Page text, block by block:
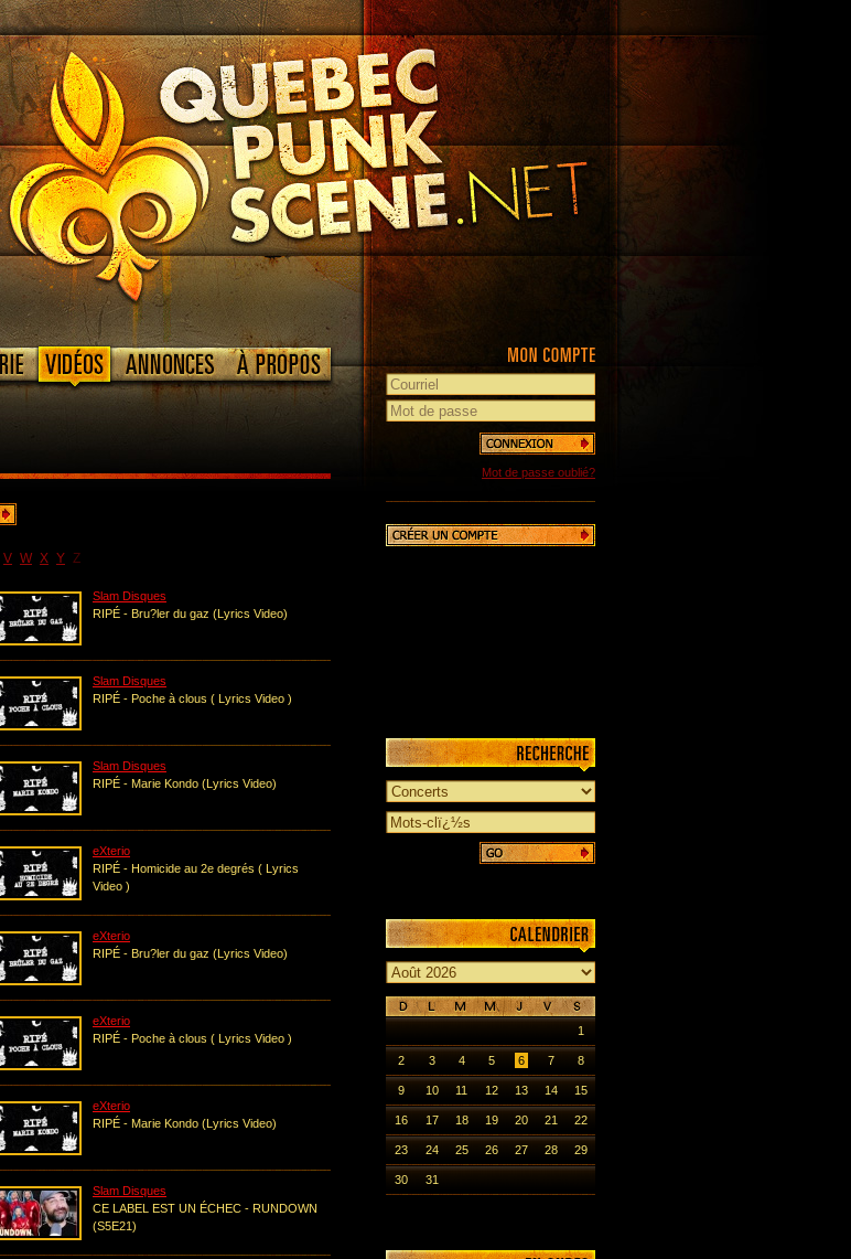
V W X Y Z
Slam Disques
RIPÉ - Bru?ler du gaz (Lyrics Video)
Slam Disques
RIPÉ - Poche à clous ( Lyrics Video )
Slam Disques
RIPÉ - Marie Kondo (Lyrics Video)
eXterio
RIPÉ - Homicide au 2e degrés ( Lyrics
Video )
eXterio
RIPÉ - Bru?ler du gaz (Lyrics Video)
eXterio
RIPÉ - Poche à clous ( Lyrics Video )
eXterio
RIPÉ - Marie Kondo (Lyrics Video)
Slam Disques
CE LABEL EST UN ÉCHEC - RUNDOWN
(S5E21)
Mot de passe oublié?
1
2 3 4 5 6 7 8
9 10 11 12 13 14 15
16 17 18 19 20 21 22
23 24 25 26 27 28 29
30 31